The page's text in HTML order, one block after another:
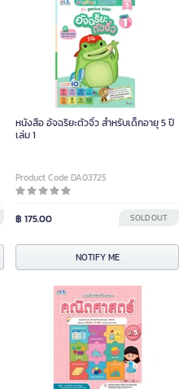
หนังสือ อัจฉริยะตัวจิ๋ว สำหรับเด็กอายุ 5 ปี
เล่ม 1
Product Code DA03725
฿ 175.00 SOLD OUT
NOTIFY ME